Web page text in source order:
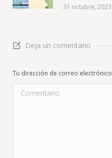
31 octubre, 2023
Deja un comentario
Tu dirección de correo
Comentario